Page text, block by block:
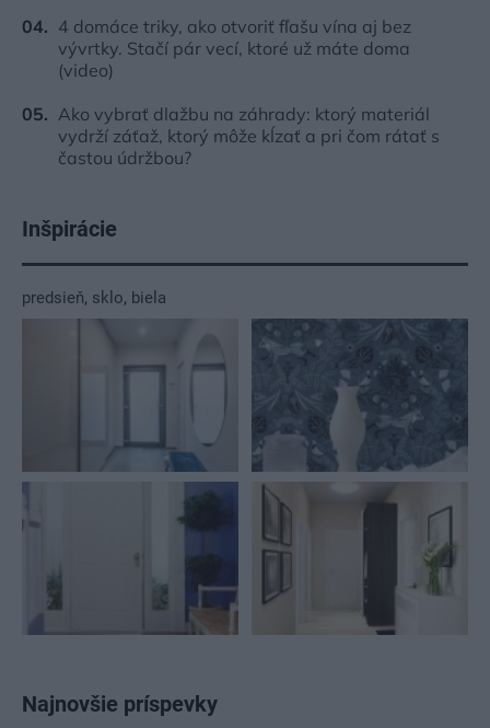
4 domáce triky, ako otvoriť fľašu vína aj bez
vývrtky. Stačí pár vecí, ktoré už máte doma
(video)
Ako vybrať dlažbu na záhrady: ktorý materiál
vydrží záťaž, ktorý môže kĺzať a pri čom rátať s
častou údržbou?
Inšpirácie
predsieň, sklo, biela
Najnovšie príspevky